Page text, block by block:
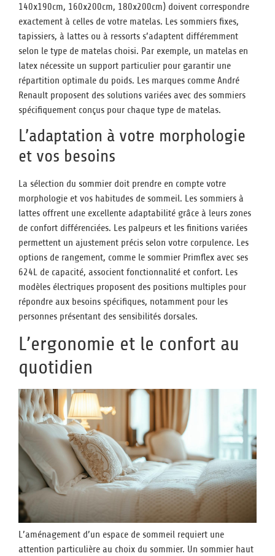
140x190cm, 160x200cm, 180x200cm) doivent correspondre
exactement à celles de votre matelas. Les sommiers fixes,
tapissiers, à lattes ou à ressorts s’adaptent différemment
selon le type de matelas choisi. Par exemple, un matelas en
latex nécessite un support particulier pour garantir une
répartition optimale du poids. Les marques comme André
Renault proposent des solutions variées avec des sommiers
spécifiquement conçus pour chaque type de matelas.
L’adaptation à votre morphologie
et vos besoins
La sélection du sommier doit prendre en compte votre
morphologie et vos habitudes de sommeil. Les sommiers à
lattes offrent une excellente adaptabilité grâce à leurs zones
de confort différenciées. Les palpeurs et les finitions variées
permettent un ajustement précis selon votre corpulence. Les
options de rangement, comme le sommier Primflex avec ses
624L de capacité, associent fonctionnalité et confort. Les
modèles électriques proposent des positions multiples pour
répondre aux besoins spécifiques, notamment pour les
personnes présentant des sensibilités dorsales.
L’ergonomie et le confort au
quotidien
L’aménagement d’un espace de sommeil requiert une
attention particulière au choix du sommier. Un sommier haut